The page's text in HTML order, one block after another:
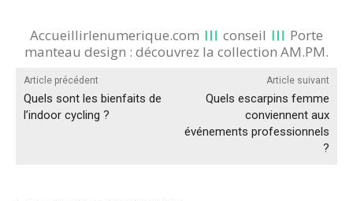
Accueillirlenumerique.com conseil
Porte
manteau design : découvrez la collection AM.PM.
Article précédent
Quels sont les bienfaits de
l’indoor cycling ?
Article suivant
Quels escarpins femme
conviennent aux
événements professionnels
?